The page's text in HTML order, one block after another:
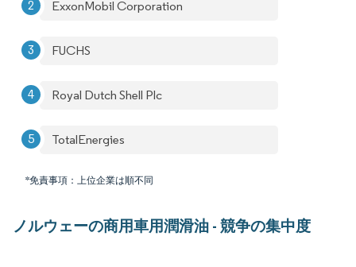
ExxonMobil Corporation
FUCHS
Royal Dutch Shell Plc
TotalEnergies
*免責事項：上位企業は順不同
ノルウェーの商用車用潤滑油 - 競争の集中度